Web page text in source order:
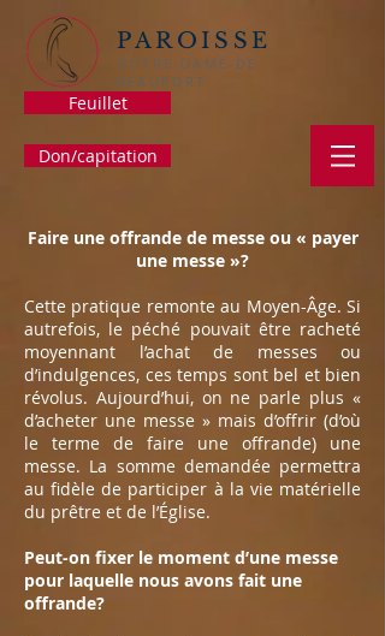
PAROISSE
NOTRE-DAME-DE-
BEAUPORT
Feuillet
Don/capitation
Faire une offrande de messe ou « payer
une messe »?
Cette pratique remonte au Moyen-Âge. Si
autrefois, le péché pouvait être racheté
moyennant l’achat de messes ou
d’indulgences, ces temps sont bel et bien
révolus. Aujourd’hui, on ne parle plus «
d’acheter une messe » mais d’offrir (d’où
le terme de faire une offrande) une
messe. La somme demandée permettra
au fidèle de participer à la vie matérielle
du prêtre et de l’Église.
Peut-on fixer le moment d’une messe
pour laquelle nous avons fait une
offrande?